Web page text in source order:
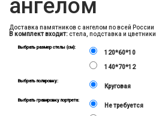
ангелом
Доставка памятников с ангелом по всей России
В комплект входит:стела, подставка и цветники
Выбрать размер стелы (см):
120*60*10
140*70*12
Выбрать полировку:
Круговая
Выбрать гравировку портрета:
Не требуется